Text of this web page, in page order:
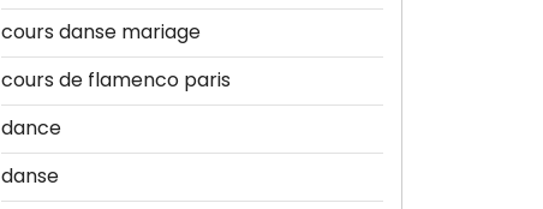
cours danse mariage
cours de flamenco paris
dance
danse